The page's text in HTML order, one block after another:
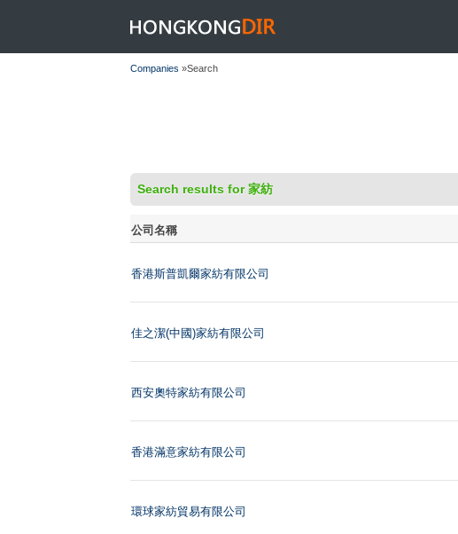
HONGKONGDIR
Companies »Search
Search results for 家紡
公司名稱
香港斯普凱爾家紡有限公司
佳之潔(中國)家紡有限公司
西安奧特家紡有限公司
香港滿意家紡有限公司
環球家紡貿易有限公司